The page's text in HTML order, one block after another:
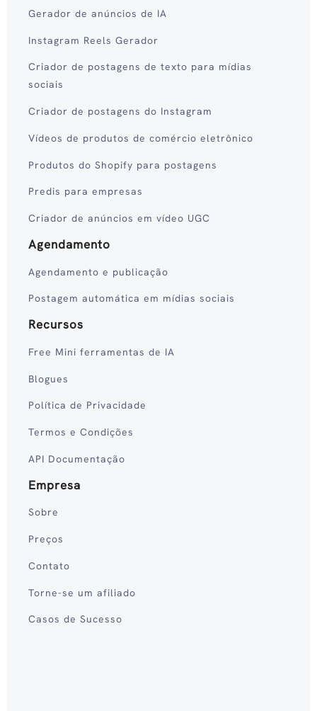
Gerador de anúncios de IA
Instagram Reels Gerador
Criador de postagens de texto para mídias
sociais
Criador de postagens do Instagram
Vídeos de produtos de comércio eletrônico
Produtos do Shopify para postagens
Predis para empresas
Criador de anúncios em vídeo UGC
Agendamento
Agendamento e publicação
Postagem automática em mídias sociais
Recursos
Free Mini ferramentas de IA
Blogues
Política de Privacidade
Termos e Condições
API Documentação
Empresa
Sobre
Preços
Contato
Torne-se um afiliado
Casos de Sucesso